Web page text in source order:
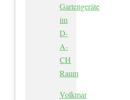
Gartengeräte
im
D-
A-
CH
Raum
Volkmar